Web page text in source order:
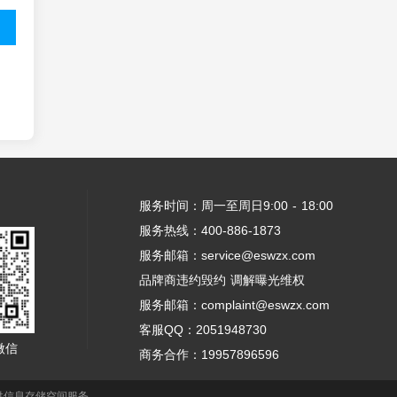
信
服务时间：周一至周日9:00 - 18:00
服务热线：400-886-1873
服务邮箱：service@eswzx.com
品牌商违约毁约 调解曝光维权
服务邮箱：complaint@eswzx.com
客服QQ：2051948730
商务合作：19957896596